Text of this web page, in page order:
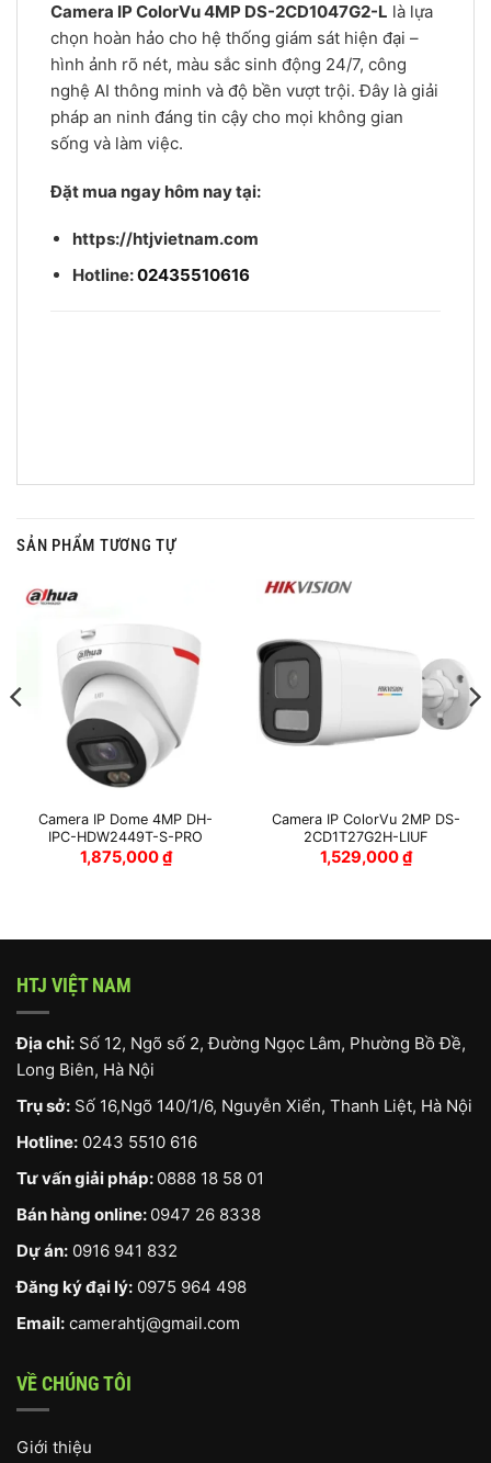
Camera IP ColorVu 4MP DS-2CD1047G2-L là lựa
chọn hoàn hảo cho hệ thống giám sát hiện đại –
hình ảnh rõ nét, màu sắc sinh động 24/7, công
nghệ AI thông minh và độ bền vượt trội. Đây là giải
pháp an ninh đáng tin cậy cho mọi không gian
sống và làm việc.
Đặt mua ngay hôm nay tại:
https://htjvietnam.com
Hotline:02435510616
SẢN PHẨM TƯƠNG TỰ
Camera IP Dome 4MP DH-
IPC-HDW2449T-S-PRO
1,875,000₫
Camera IP ColorVu 2MP DS-
2CD1T27G2H-LIUF
1,529,000₫
HTJ VIỆT NAM
Địa chỉ: Số 12, Ngõ số 2, Đường Ngọc Lâm, Phường Bồ Đề,
Long Biên, Hà Nội
Trụ sở: Số 16,Ngõ 140/1/6, Nguyễn Xiển, Thanh Liệt, Hà Nội
Hotline: 0243 5510 616
Tư vấn giải pháp: 0888 18 58 01
Bán hàng online: 0947 26 8338
Dự án: 0916 941 832
Đăng ký đại lý: 0975 964 498
Email: camerahtj@gmail.com
VỀ CHÚNG TÔI
Giới thiệu